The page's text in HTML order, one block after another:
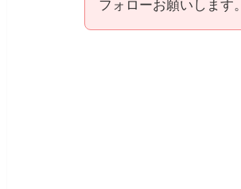
フォローお願いします。